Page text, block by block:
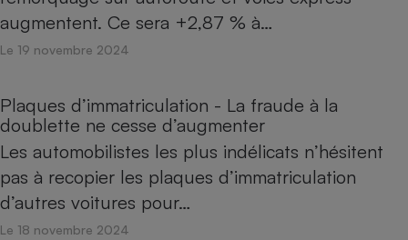
augmentent. Ce sera +2,87 % à…
Le 19 novembre 2024
Plaques d’immatriculation - La fraude à la
doublette ne cesse d’augmenter
Les automobilistes les plus indélicats n’hésitent
pas à recopier les plaques d’immatriculation
d’autres voitures pour…
Le 18 novembre 2024